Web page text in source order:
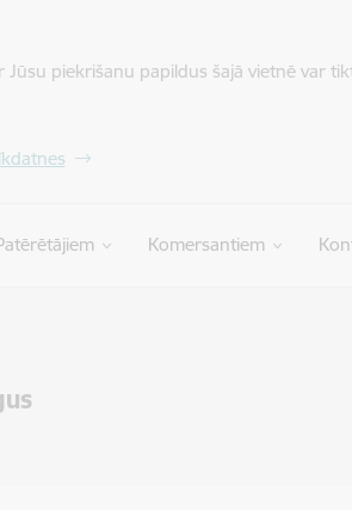
piekrišanu papildus šajā vietnē var
Komersantiem